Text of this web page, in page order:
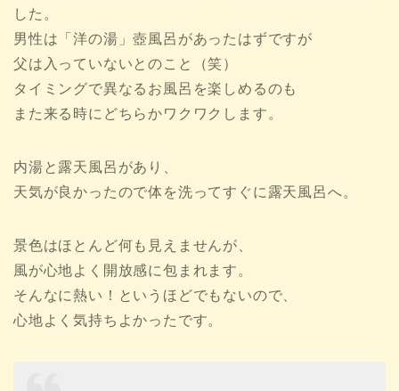
した。
男性は「洋の湯」壺風呂があったはずですが
父は入っていないとのこと（笑）
タイミングで異なるお風呂を楽しめるのも
また来る時にどちらかワクワクします。
内湯と露天風呂があり、
天気が良かったので体を洗ってすぐに露天風呂へ。
景色はほとんど何も見えませんが、
風が心地よく開放感に包まれます。
そんなに熱い！というほどでもないので、
心地よく気持ちよかったです。